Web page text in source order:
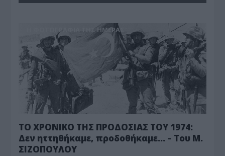
Η ΦΩΤΟΓΡΑΦΊΑ ΤΗΣ ΗΜΈΡΑΣ
ΤΟ ΧΡΟΝΙΚΟ ΤΗΣ ΠΡΟΔΟΣΙΑΣ ΤΟΥ 1974:
Δεν ηττηθήκαμε, προδοθήκαμε… – Του Μ.
ΣΙΖΟΠΟΥΛΟΥ